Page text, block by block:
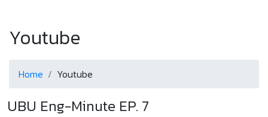
Youtube
Home Youtube
UBU Eng-Minute EP. 7